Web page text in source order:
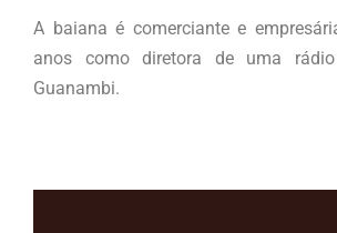
A baiana é comerciante e
anos como diretora de uma
Guanambi.